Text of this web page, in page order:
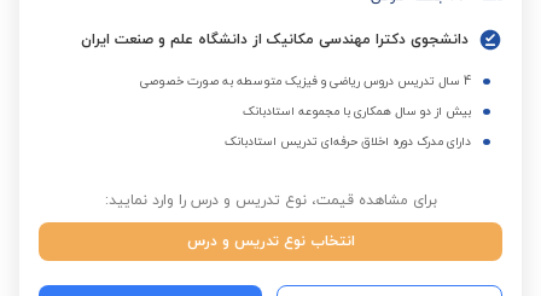
دانشجوی دکترا مهندسی مکانیک از دانشگاه علم و صنعت ایران
4 سال تدریس دروس ریاضی و فیزیک متوسطه به صورت خصوصی
بیش از دو سال همکاری با مجموعه استادبانک
دارای مدرک دوره اخلاق حرفه‌ای تدریس استادبانک
برای مشاهده قیمت، نوع تدریس و درس را وارد نمایید:
انتخاب نوع تدریس و درس